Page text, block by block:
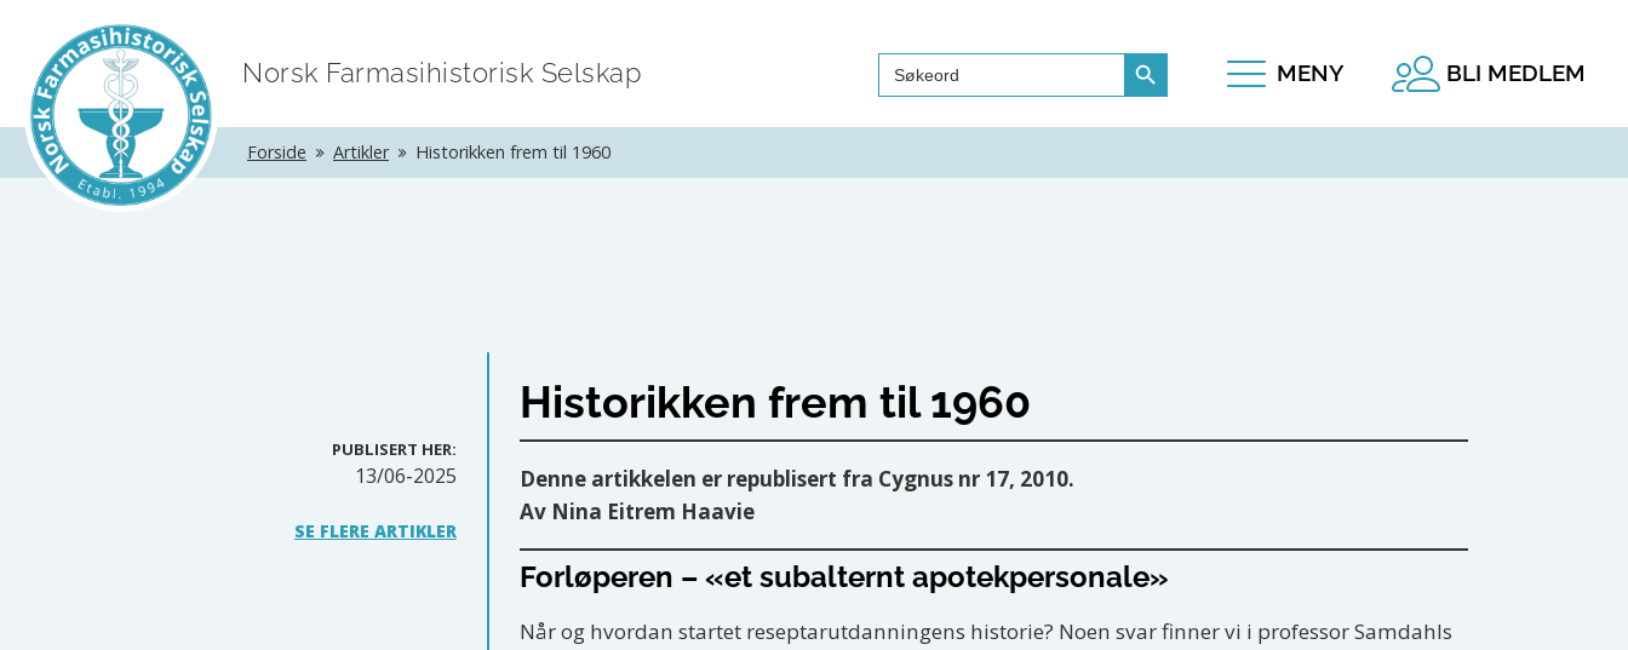
Norsk Farmasihistorisk Selskap Search
for:
Search Button
MENY BLI MEDLEM
Forside Artikler Historikken frem til 1960
PUBLISERT HER:
13/06-2025
SE FLERE ARTIKLER
Historikken frem til 1960
Denne artikkelen er republisert fra Cygnus nr 17, 2010.
Av Nina Eitrem Haavie
Forløperen – «et subalternt apotekpersonale»
Når og hvordan startet reseptarutdanningens historie? Noen svar finner vi i professor Samdahls